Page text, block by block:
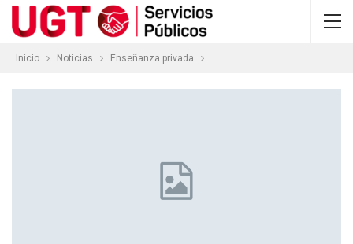
Inicio Noticias Enseñanza privada